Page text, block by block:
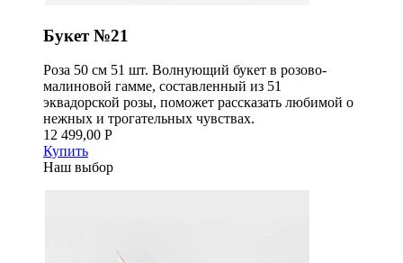
Букет №21
Роза 50 см 51 шт. Волнующий букет в розово-
малиновой гамме, составленный из 51
эквадорской розы, поможет рассказать любимой о
нежных и трогательных чувствах.
12 499,00 Р
Купить
Наш выбор